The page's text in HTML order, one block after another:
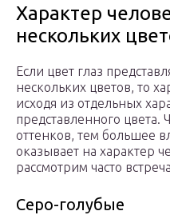
Характер
нескольких
Если цвет глаз
нескольких цветов, то
исходя из отдельных
представленного
оттенков, тем большее
оказывает на характер
рассмотрим часто
Серо-голубые